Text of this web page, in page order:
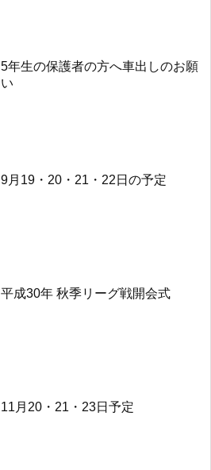
5年生の保護者の方へ車出しのお願
い
9月19・20・21・22日の予定
平成30年 秋季リーグ戦開会式
11月20・21・23日予定